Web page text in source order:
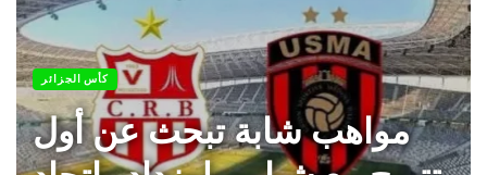
كأس الجزائر
مواهب شابة تبحث عن أول